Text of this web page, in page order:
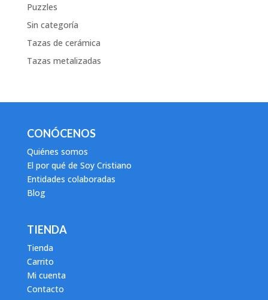
Puzzles
Sin categoría
Tazas de cerámica
Tazas metalizadas
CONÓCENOS
Quiénes somos
El por qué de Soy Cristiano
Entidades colaboradas
Blog
TIENDA
Tienda
Carrito
Mi cuenta
Contacto